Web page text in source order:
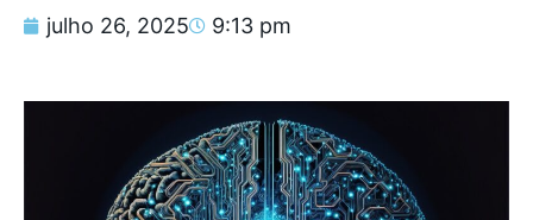
julho 26, 2025 9:13 pm